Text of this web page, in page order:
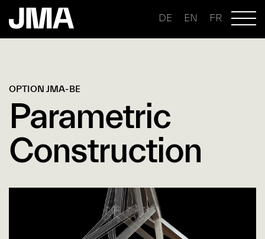
DE EN FR
OPTION JMA-BE
Parametric
Construction